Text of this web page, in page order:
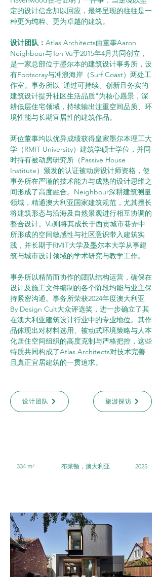
定的设计信念加以回应，最终呈现的往往是一
种更为纯粹、更为卓越的建筑。
设计团队： Atlas Architects由董事Aaron
Neighbour与Ton Vu于2015年4月共同创立，
是一家总部位于墨尔本的建筑设计事务所，设
有Footscray与冲浪海岸（Surf Coast）两处工
作室。事务所以"通过可持续、创新且务实的
建筑设计提升社区生活品质"为核心愿景，深
耕低层住宅领域，持续输出注重空间品质、环
境性能与长期宜居性的建筑作品。
两位董事均以优异成绩获得皇家墨尔本理工大
学（RMIT University）建筑学硕士学位，并同
时持有被动房研究所（Passive House
Institute）颁发的认证被动房设计师资格，使
事务所在严谨的技术能力与成熟的设计思维之
间形成了高度融合。Neighbour深耕建筑测量
领域，精通澳大利亚国家建筑规范，尤其擅长
将建筑形态与沿海及自然景观进行相互协调的
整合设计。Vu则将其成长于西贡城市巷弄中
所形成的空间敏感性与社区意识带入建筑实
践，并长期于RMIT大学及墨尔本大学从事建
筑与城市设计领域的学术研究与教学工作。
事务所以精简而协作的团队结构运营，确保在
设计及施工文件编制的各个阶段均能与业主保
持紧密沟通。事务所荣获2024年度澳大利亚
By Design Cult大众评选奖，进一步确立了其
在澳大利亚建筑设计行业中的专业地位。其作
品体现出对材料选用、被动式环境策略与人本
化居住空间组织的高度克制与严格把控，这些
特质共同构成了Atlas Architects对技术完善
且真正宜居建筑的一贯追求。
设计团队 旅游探访
334 m² 布莱顿，澳大利亚 2025